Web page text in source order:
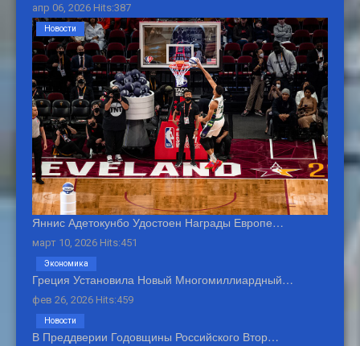
апр 06, 2026 Hits:387
Яннис Адетокунбо Удостоен Награды Европе…
март 10, 2026 Hits:451
Новости
Греция Установила Новый Многомиллиардный…
фев 26, 2026 Hits:459
Экономика
В Преддверии Годовщины Российского Втор…
Новости